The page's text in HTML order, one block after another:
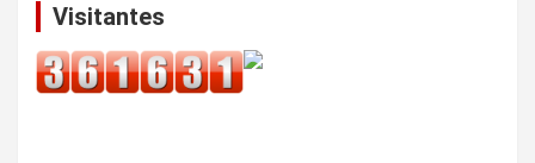
Visitantes